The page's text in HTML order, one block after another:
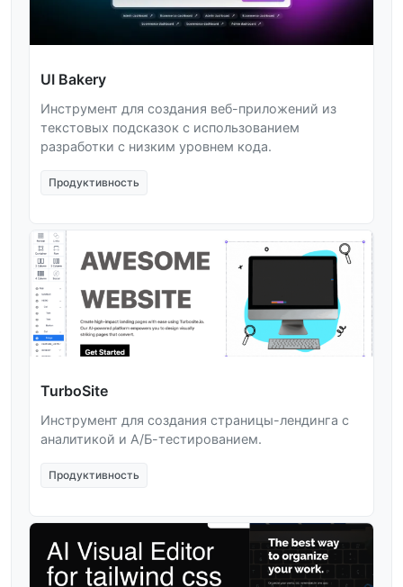
UI Bakery
Инструмент для создания веб-приложений из
текстовых подсказок с использованием
разработки с низким уровнем кода.
Продуктивность
TurboSite
Инструмент для создания страницы-лендинга с
аналитикой и А/Б-тестированием.
Продуктивность